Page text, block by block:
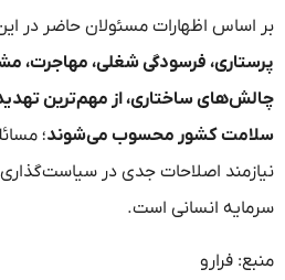
بر اساس اظهارات مسئولان حاضر در
پرستاری، فرسودگی شغلی، مهاجرت،
چالش‌های ساختاری، از مهم‌ترین
سلامت کشور محسوب می‌شوند؛
نیازمند اصلاحات جدی در
سرمایه انسانی است.
منبع: فرارو